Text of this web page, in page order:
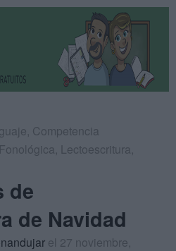
, Competencia
, Lectoescritura,
de
de Navidad
el 27 noviembre,